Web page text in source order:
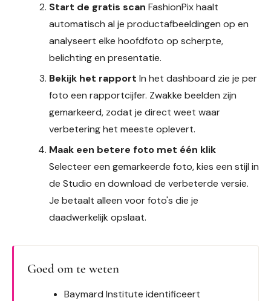
Start de gratis scan FashionPix haalt
automatisch al je productafbeeldingen op en
analyseert elke hoofdfoto op scherpte,
belichting en presentatie.
Bekijk het rapport In het dashboard zie je per
foto een rapportcijfer. Zwakke beelden zijn
gemarkeerd, zodat je direct weet waar
verbetering het meeste oplevert.
Maak een betere foto met één klik
Selecteer een gemarkeerde foto, kies een stijl in
de Studio en download de verbeterde versie.
Je betaalt alleen voor foto's die je
daadwerkelijk opslaat.
Goed om te weten
Baymard Institute identificeert